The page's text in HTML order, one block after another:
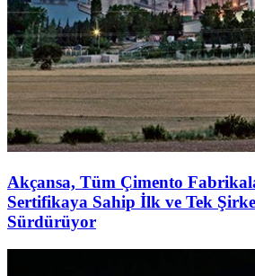
Akçansa, Tüm Çimento
Sertifikaya Sahip İlk ve Tek
Sürdürüyor